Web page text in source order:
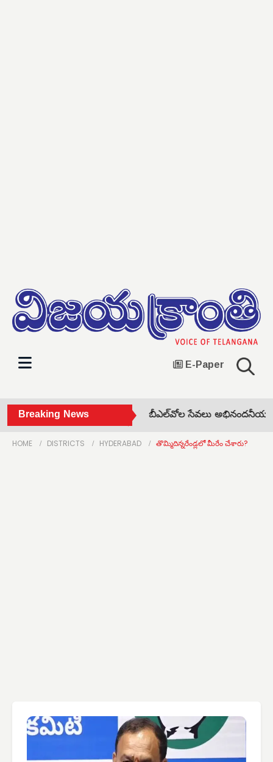
E-Paper
Breaking News
దళితుల ఇండ్లను కూల్చొద్దు • బీఎల్‌వోల సేవలు అభినందనీయం •
HOME DISTRICTS HYDERABAD తొమ్మిదిన్నరేండ్లలో మీరేం చేశారు?